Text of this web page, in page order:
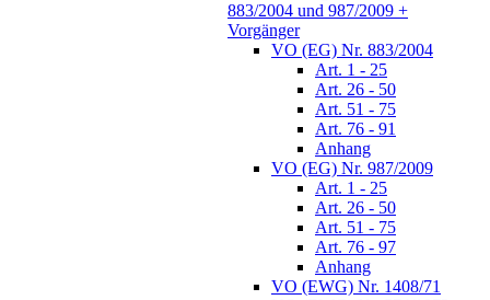
883/2004 und 987/2009 +
Vorgänger
VO (EG) Nr. 883/2004
Art. 1 - 25
Art. 26 - 50
Art. 51 - 75
Art. 76 - 91
Anhang
VO (EG) Nr. 987/2009
Art. 1 - 25
Art. 26 - 50
Art. 51 - 75
Art. 76 - 97
Anhang
VO (EWG) Nr. 1408/71